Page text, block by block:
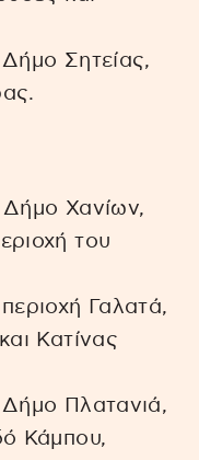
Σητείας,
Χανίων,
του
Γαλατά,
Κατίνας
Πλατανιά,
Κάμπου,